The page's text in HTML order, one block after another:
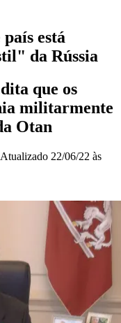
está
da Rússia
que os
militarmente
Otan
Atualizado 22/06/22 às